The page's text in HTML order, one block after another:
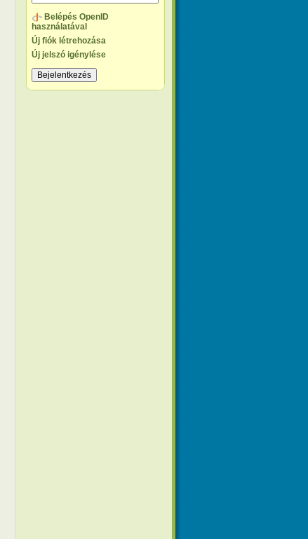
Belépés OpenID
használatával
Új fiók létrehozása
Új jelszó igénylése